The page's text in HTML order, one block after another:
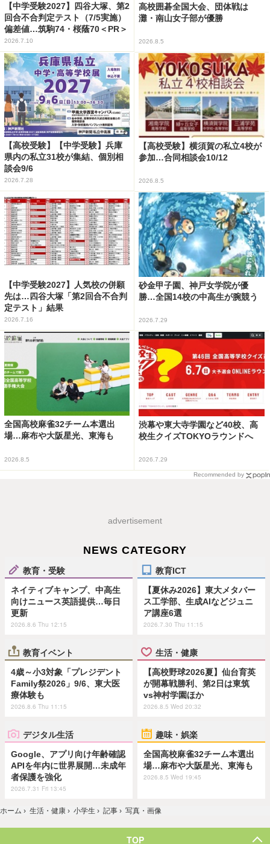
【中学受験2027】四谷大塚、第2
回合不合判定テスト（7/5実施）
偏差値…筑駒74・桜蔭70＜PR＞
2026.7.10
高校囲碁全国大会、団体戦は
灘・南山女子部が優勝
2026.8.5
【高校受験】【中学受験】兵庫
県内の私立31校が集結、個別相
談会9/6
2026.7.28
【高校受験】横須賀の私立4校が
参加…合同相談会10/12
2026.8.5
【中学受験2027】人気校の併願
先は…四谷大塚「第2回合不合判
定テスト」結果
2026.7.16
砂金甲子園、神戸女学院が優
勝…全国14校の中高生が腕競う
2026.7.29
全国高校麻雀32チーム本選出
場…麻布や大阪星光、東海も
2026.8.5
渋幕や東大寺学園など40校、高
校生クイズTOKYOラウンドへ
2026.7.29
Recommended by
advertisement
NEWS CATEGORY
教育・受験
ネイティブキャンプ、中高生
向けニュース英語提供…毎日
更新
2026.8.6 Thu 12:15
教育ICT
【夏休み2026】東大メタバー
ス工学部、生成AIなどジュニ
ア講座6選
2026.7.30 Thu 11:15
教育イベント
4歳～小3対象「プレジデント
Family祭2026」9/6、東大医
療体験も
2026.8.6 Thu 11:15
生活・健康
【高校野球2026夏】仙台育英
が開幕戦勝利、第2日は東筑
vs神村学園ほか
2026.8.5 Wed 20:32
デジタル生活
Google、アプリ向け年齢確認
APIを年内に世界展開…未成年
者保護を強化
2026.7.31 Fri 13:45
趣味・娯楽
全国高校麻雀32チーム本選出
場…麻布や大阪星光、東海も
2026.8.5 Wed 19:45
ホーム › 生活・健康 › 小学生 › 記事 › 写真・画像
TOP